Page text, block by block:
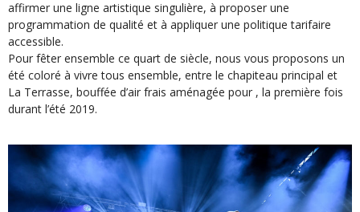
affirmer une ligne artistique singulière, à proposer une
programmation de qualité et à appliquer une politique tarifaire
accessible.
Pour fêter ensemble ce quart de siècle, nous vous proposons un
été coloré à vivre tous ensemble, entre le chapiteau principal et
La Terrasse, bouffée d’air frais aménagée pour , la première fois
durant l’été 2019.